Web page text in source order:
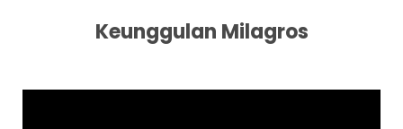
Keunggulan Milagros